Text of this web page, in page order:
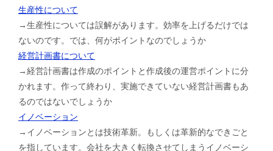
生産性について
→生産性については誤解があります。効率を上げるだけでは
ないのです。では、何がポイントなのでしょうか
経営計画書について
→経営計画書は作成のポイントと作成後の運営ポイントに分
かれます。作って終わり、実施できていない経営計画書もあ
るのではないでしょうか
イノベーション
→イノベーションとは技術革新。もしくは革新的なできごと
を指しています。会社を大きく転換させてしまうイノベーシ